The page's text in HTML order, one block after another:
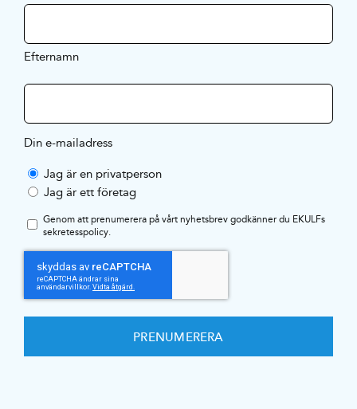
Efternamn
Din e-mailadress
Jag är en privatperson
Jag är ett företag
Genom att prenumerera på vårt nyhetsbrev godkänner du EKULFs
sekretesspolicy.